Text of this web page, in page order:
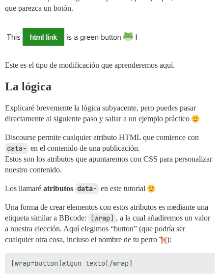
que parezca un botón.
Este es el tipo de modificación que aprenderemos aquí.
La lógica
Explicaré brevemente la lógica subyacente, pero puedes pasar
directamente al siguiente paso y saltar a un ejemplo práctico
Discourse permite cualquier atributo HTML que comience con
data- en el contenido de una publicación.
Estos son los atributos que apuntaremos con CSS para personalizar
nuestro contenido.
Los llamaré atributos data- en este tutorial
Una forma de crear elementos con estos atributos es mediante una
etiqueta similar a BBcode:
[wrap] , a la cual añadiremos un valor
a nuestra elección. Aquí elegimos “button” (que podría ser
cualquier otra cosa, incluso el nombre de tu perro
):